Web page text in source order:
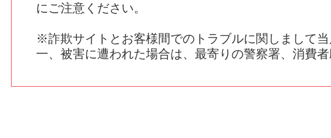
にご注意ください。
※詐欺サイトとお客様間でのトラブルに関しまして
一、被害に遭われた場合は、最寄りの警察署、消費